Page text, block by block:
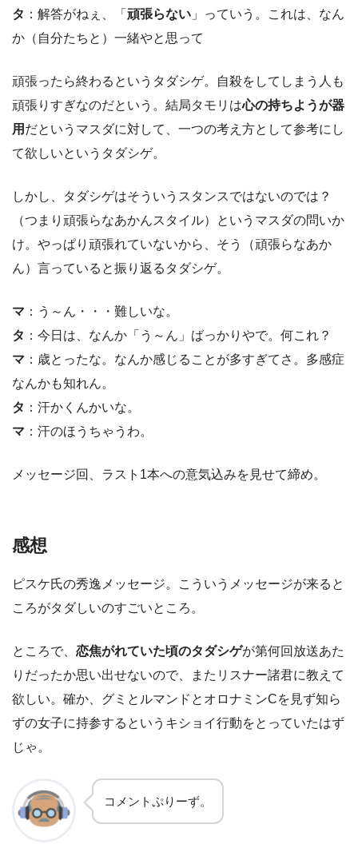
タ ：解答がねぇ、「 頑張らない 」っていう。これは、なん
か（自分たちと）一緒やと思って
頑張ったら終わるというタダシゲ。自殺をしてしまう人も
頑張りすぎなのだという。結局タモリは心の持ちようが器
用 だというマスダに対して、一つの考え方として参考にし
て欲しいというタダシゲ。
しかし、タダシゲはそういうスタンスではないのでは？
（つまり頑張らなあかんスタイル）というマスダの問いか
け。やっぱり頑張れていないから、そう（頑張らなあか
ん）言っていると振り返るタダシゲ。
マ ：う～ん・・・難しいな。
タ ：今日は、なんか「う～ん」ばっかりやで。何これ？
マ ：歳とったな。なんか感じることが多すぎてさ。多感症
なんかも知れん。
タ ：汗かくんかいな。
マ ：汗のほうちゃうわ。
メッセージ回、ラスト1本への意気込みを見せて締め。
感想
ピスケ氏の秀逸メッセージ。こういうメッセージが来ると
ころがタダしいのすごいところ。
ところで、 恋焦がれていた頃のタダシゲが第何回放送あた
りだったか思い出せないので、またリスナー諸君に教えて
欲しい。確か、グミとルマンドとオロナミンCを見ず知ら
ずの女子に持参するというキショイ行動をとっていたはず
じゃ。
コメントぷりーず。